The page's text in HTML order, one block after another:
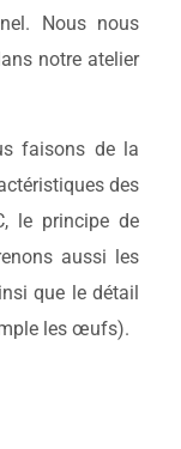
Nous nous
notre atelier
faisons de la
des
le principe de
aussi les
que le détail
les œufs).